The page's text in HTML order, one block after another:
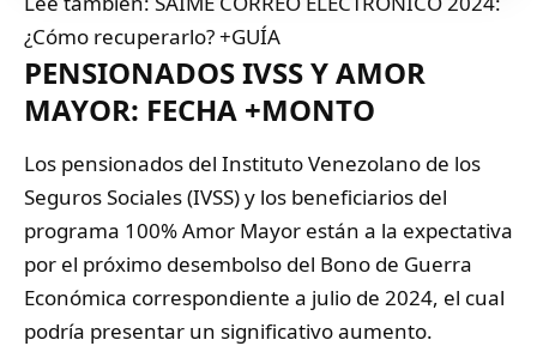
¿Cómo recuperarlo? +GUÍA
PENSIONADOS IVSS Y AMOR
MAYOR: FECHA +MONTO
Los pensionados del Instituto Venezolano de los
Seguros Sociales (IVSS)y los beneficiarios del
programa 100% Amor Mayor están a la expectativa
por el próximo desembolso del Bono de Guerra
Económica correspondiente a julio de 2024, el cual
podría presentar un significativo aumento.